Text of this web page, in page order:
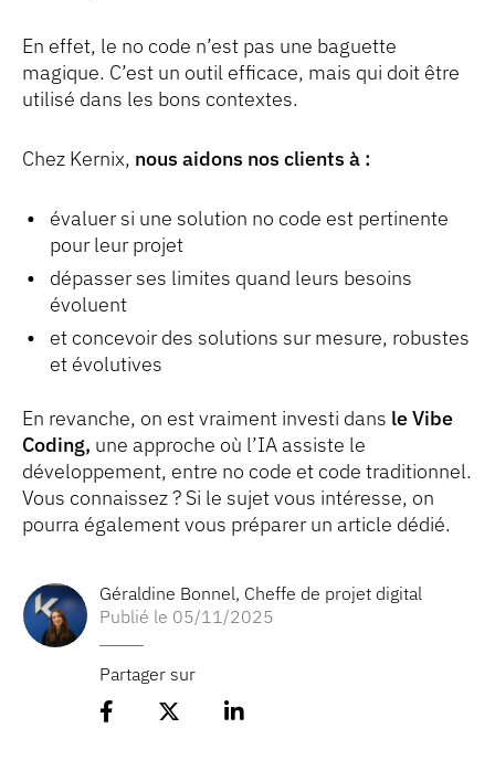
En effet, le no code n’est pas une baguette
magique. C’est un outil efficace, mais qui doit être
utilisé dans les bons contextes.
Chez Kernix, nous aidons nos clients à :
évaluer si une solution no code est pertinente
pour leur projet
dépasser ses limites quand leurs besoins
évoluent
et concevoir des solutions sur mesure, robustes
et évolutives
En revanche, on est vraiment investi dans le Vibe
Coding, une approche où l’IA assiste le
développement, entre no code et code traditionnel.
Vous connaissez ? Si le sujet vous intéresse, on
pourra également vous préparer un article dédié.
Géraldine Bonnel, Cheffe de projet digital
Publié le 05/11/2025
Partager sur
Partager l'article sur Facebook
Partager l'article sur 𝕏
Partager l'article sur